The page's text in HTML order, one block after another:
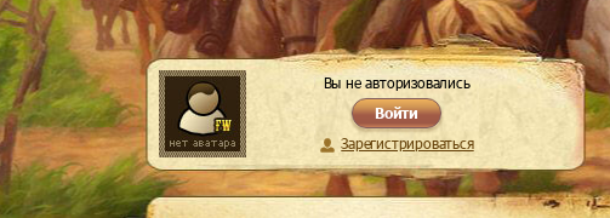
Вы не авторизовались
Войти
Зарегистрироваться